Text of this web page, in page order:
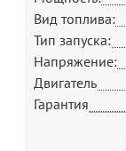
Вид топлива:
Тип запуска:
Напряжение:
Двигатель
Гарантия